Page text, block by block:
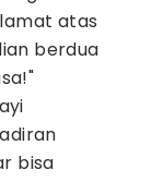
atas
berdua
bisa